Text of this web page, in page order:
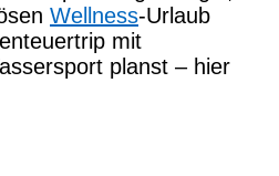
Wellness-Urlaub
mit
planst – hier